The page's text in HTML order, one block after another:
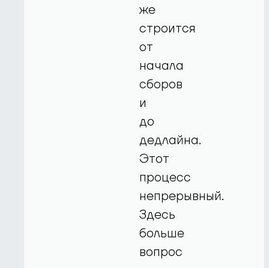
же
строится
от
начала
сборов
и
до
дедлайна.
Этот
процесс
непрерывный.
Здесь
больше
вопрос